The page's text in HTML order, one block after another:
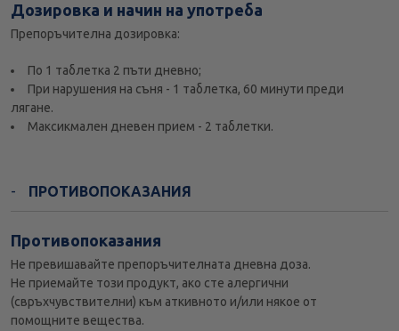
Дозировка и начин на употреба
Препоръчителна дозировка:
По 1 таблетка 2 пъти дневно;
При нарушения на съня - 1 таблетка, 60 минути преди
лягане.
Максикмален дневен прием - 2 таблетки.
ПРОТИВОПОКАЗАНИЯ
Противопоказания
Не превишавайте препоръчителната дневна доза.
Не приемайте този продукт, ако сте алергични
(свръхчувствителни) към аткивното и/или някое от
помощните вещества.